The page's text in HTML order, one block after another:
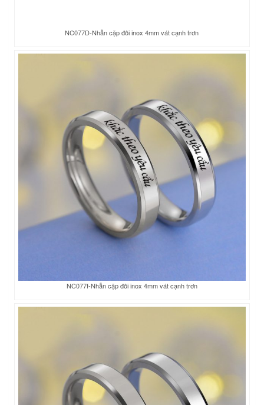
NC077D-Nhẫn cặp đôi inox 4mm vát cạnh trơn
NC077f-Nhẫn cặp đôi inox 4mm vát cạnh trơn